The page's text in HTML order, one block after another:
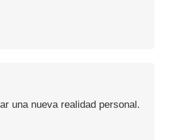
una nueva realidad personal.